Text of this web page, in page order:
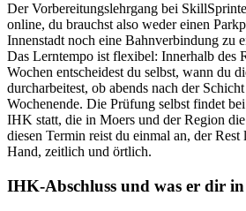
Der Vorbereitungslehrgang bei
online, du brauchst also weder einen
Innenstadt noch eine Bahnverbindung zu
Das Lerntempo ist flexibel: Innerhalb des
Wochen entscheidest du selbst, wann du
durcharbeitest, ob abends nach der
Wochenende. Die Prüfung selbst findet
IHK statt, die in Moers und der Region
diesen Termin reist du einmal an, der
Hand, zeitlich und örtlich.
IHK-Abschluss und was er dir